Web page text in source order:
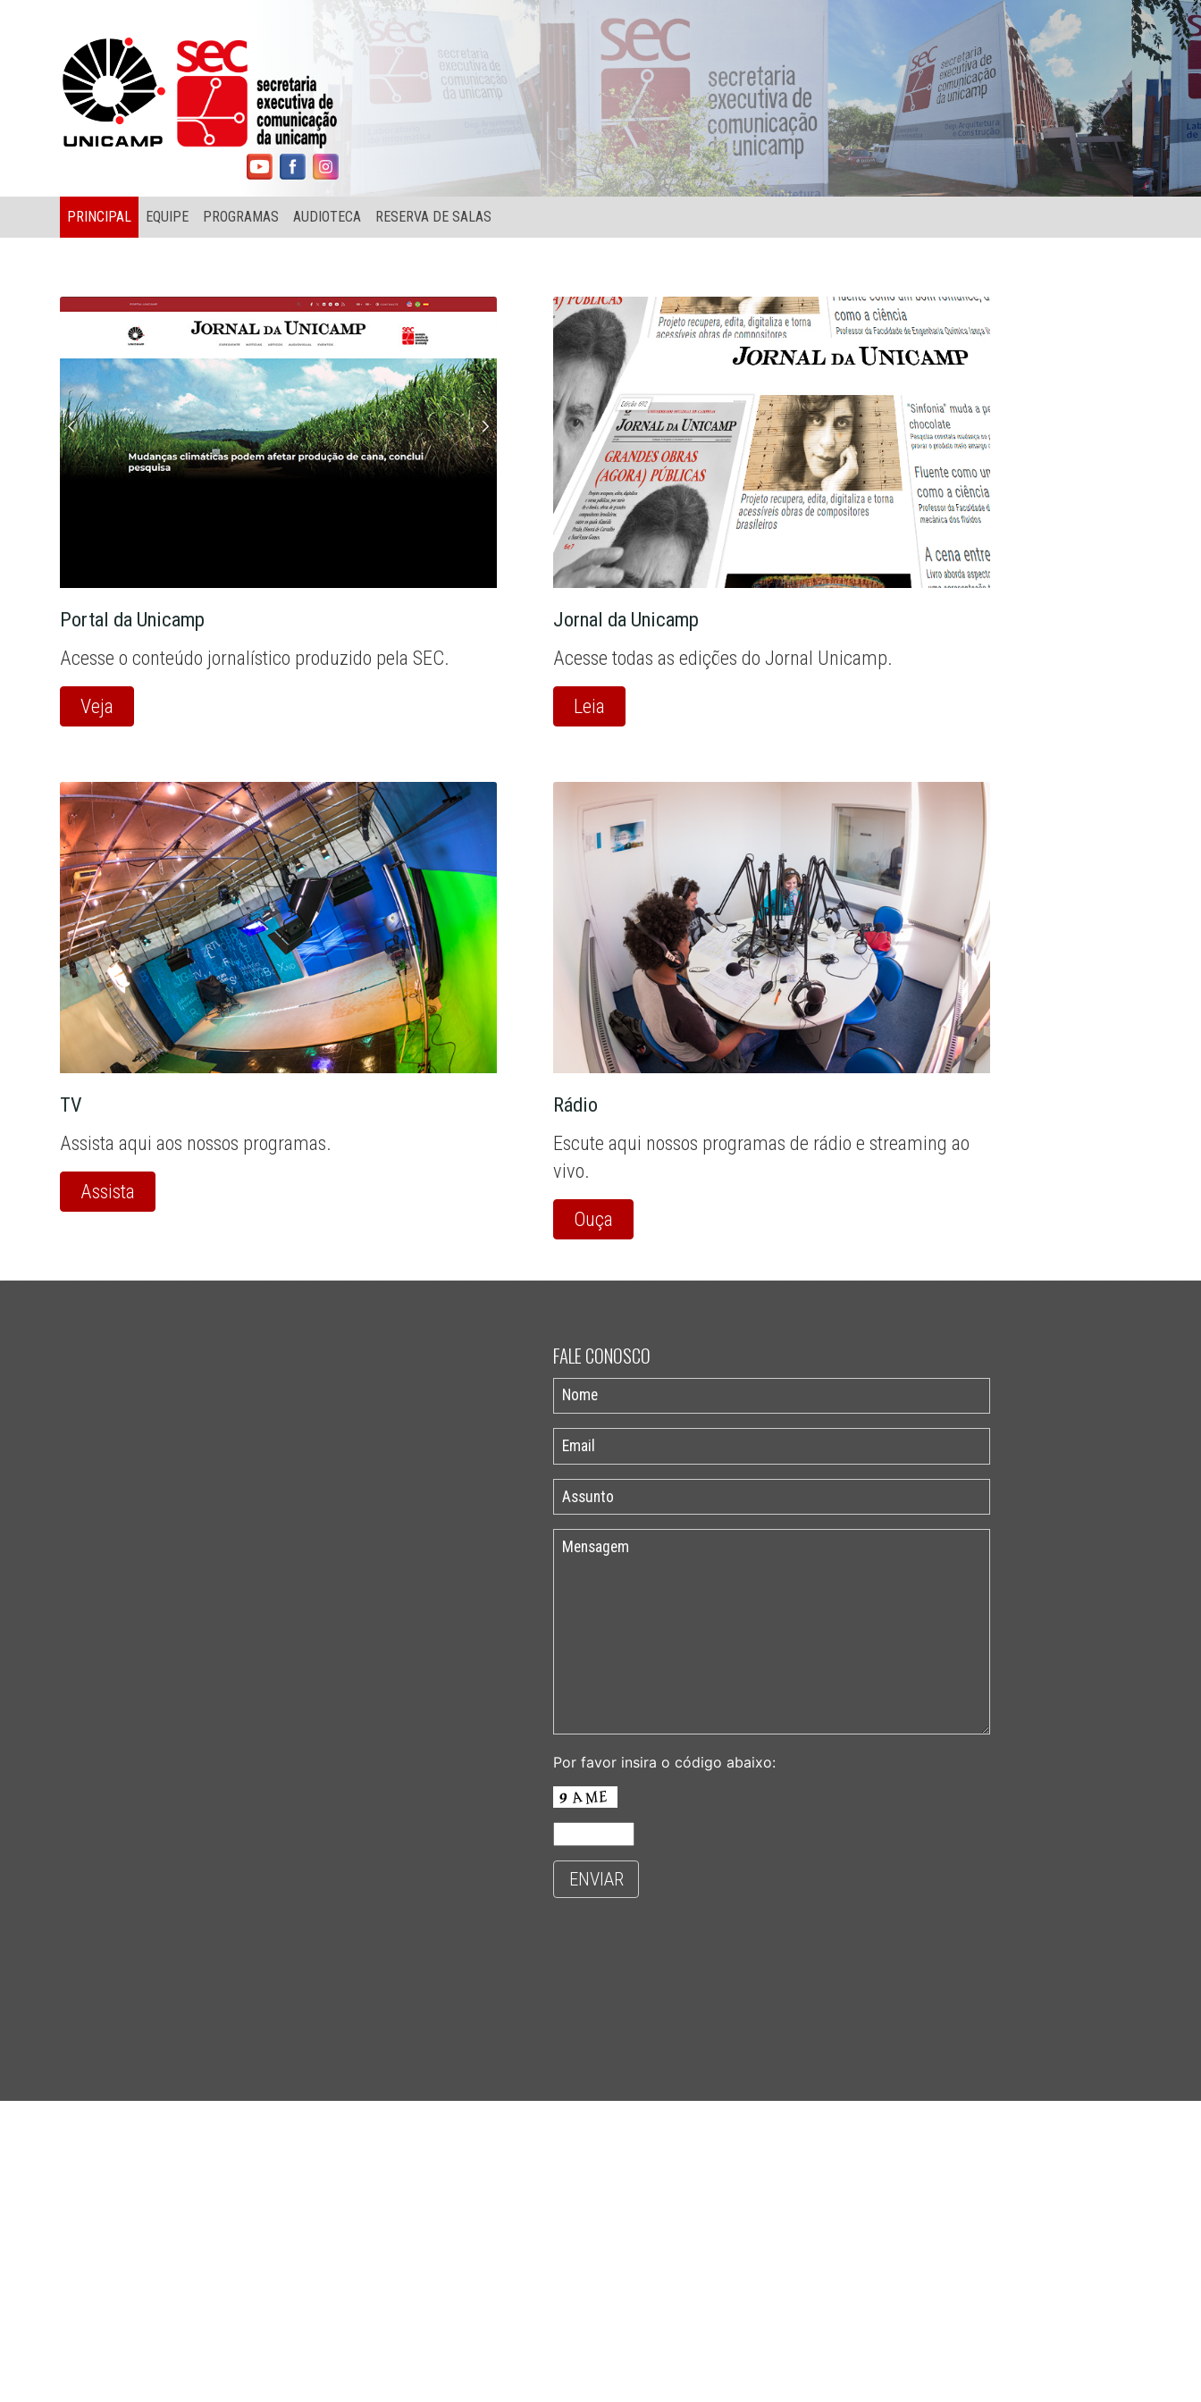
PRINCIPAL EQUIPE PROGRAMAS AUDIOTECA RESERVA DE SALAS
Portal da Unicamp
Acesse o conteúdo jornalístico produzido pela SEC.
Veja
Jornal da Unicamp
Acesse todas as edições do Jornal Unicamp.
Leia
TV
Assista aqui aos nossos programas.
Assista
Rádio
Escute aqui nossos programas de rádio e streaming ao
vivo.
Ouça
FALE CONOSCO
Por favor insira o código abaixo:
ENVIAR